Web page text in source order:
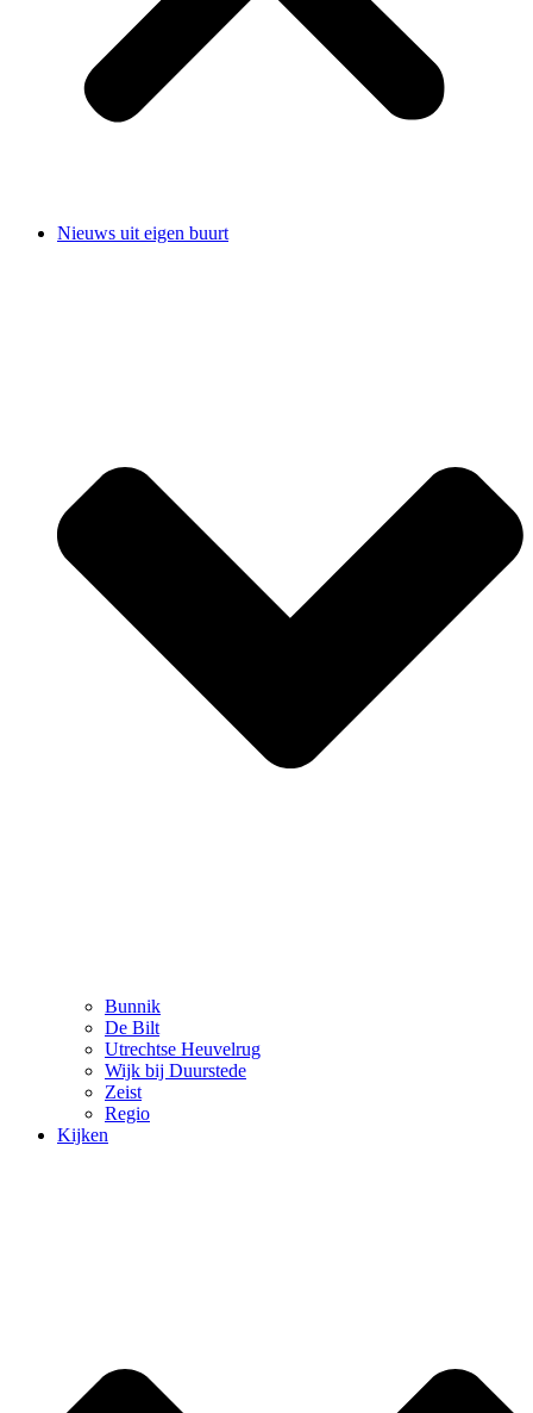
Nieuws uit eigen buurt
Bunnik
De Bilt
Utrechtse Heuvelrug
Wijk bij Duurstede
Zeist
Regio
Kijken